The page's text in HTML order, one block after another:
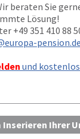
beraten Sie
Lösung!
+49 351 410 88
pension.de
und
Inserieren Ihrer